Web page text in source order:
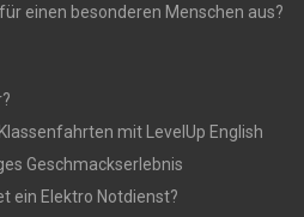
einen besonderen Menschen aus?
mit LevelUp English
Geschmackserlebnis
ein Elektro Notdienst?